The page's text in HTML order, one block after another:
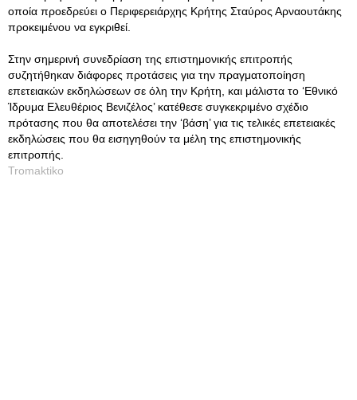
οποία προεδρεύει ο Περιφερειάρχης Κρήτης Σταύρος Αρναουτάκης
προκειμένου να εγκριθεί.
Στην σημερινή συνεδρίαση της επιστημονικής επιτροπής
συζητήθηκαν διάφορες προτάσεις για την πραγματοποίηση
επετειακών εκδηλώσεων σε όλη την Κρήτη, και μάλιστα το ‘Εθνικό
Ίδρυμα Ελευθέριος Βενιζέλος’ κατέθεσε συγκεκριμένο σχέδιο
πρότασης που θα αποτελέσει την ‘βάση’ για τις τελικές επετειακές
εκδηλώσεις που θα εισηγηθούν τα μέλη της επιστημονικής
επιτροπής.
Tromaktiko